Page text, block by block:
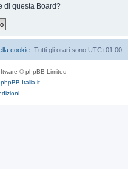
di questa Board?
Tutti gli orari sono UTC+01:00
cookie
© phpBB Limited
phpBB-Italia.it